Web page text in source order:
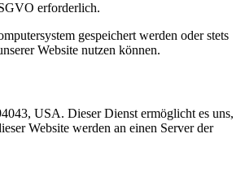
erforderlich.
gespeichert werden oder stets
Website nutzen können.
USA. Dieser Dienst ermöglicht es uns,
Website werden an einen Server der